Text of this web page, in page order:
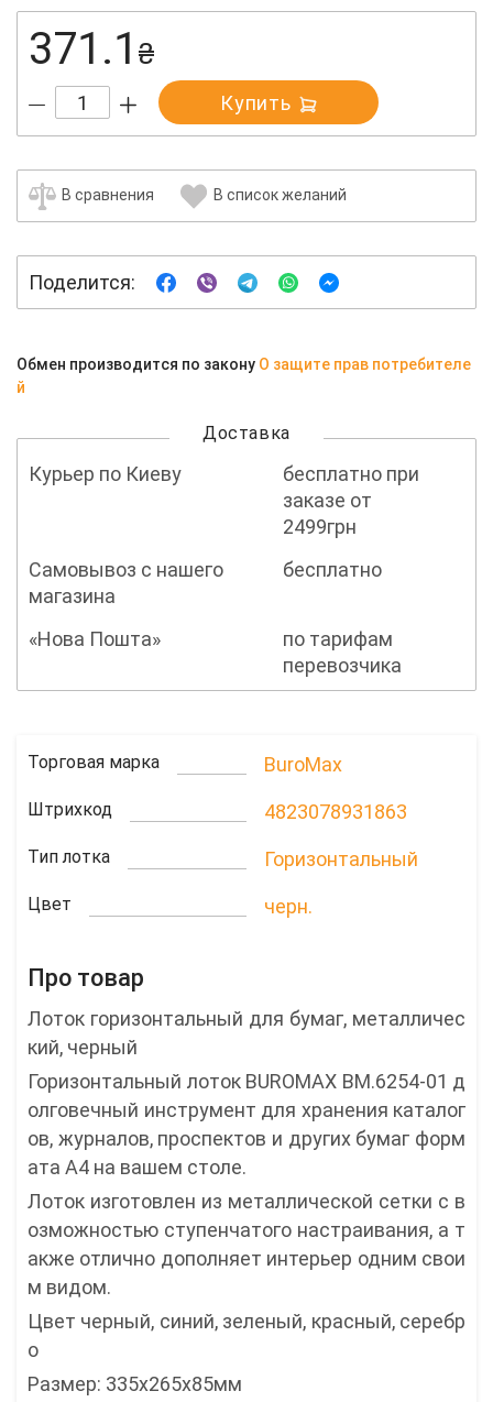
371.1 ₴
Купить
В сравнения В список желаний
Поделится:
Обмен производится по закону О защите прав потребителе
й
Доставка
Курьер по Киеву
бесплатно при
заказе от
2499грн
Самовывоз с нашего
магазина
бесплатно
«Нова Пошта»
по тарифам
перевозчика
Торговая марка BuroMax
Штрихкод 4823078931863
Тип лотка Горизонтальный
Цвет черн.
Про товар
Лоток горизонтальный для бумаг, металличес
кий, черный
Горизонтальный лоток BUROMAX ВМ.6254-01 д
олговечный инструмент для хранения каталог
ов, журналов, проспектов и других бумаг форм
ата А4 на вашем столе.
Лоток изготовлен из металлической сетки с в
озможностью ступенчатого настраивания, а т
акже отлично дополняет интерьер одним свои
м видом.
Цвет черный, синий, зеленый, красный, серебр
о
Размер: 335x265x85мм